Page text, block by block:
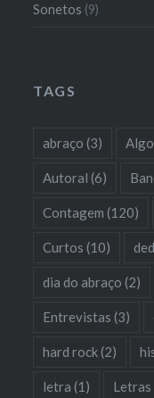
Sonetos (9)
TAGS
abraço (3)
Autoral (6)
Contagem (120)
Curtos (10)
dia do abraço (2)
Entrevistas (3)
hard rock(2)
letra (1) Letras